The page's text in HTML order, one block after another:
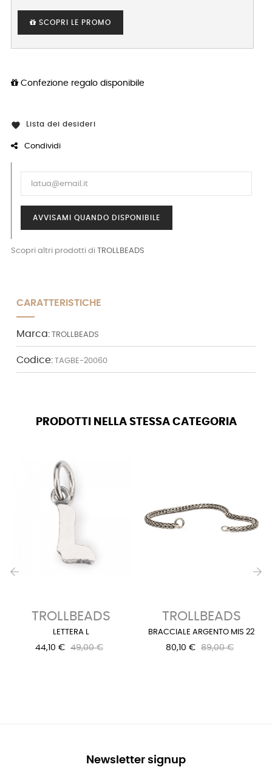
SCOPRI LE PROMO
Confezione regalo disponibile
 Lista dei desideri
Condividi
AVVISAMI QUANDO DISPONIBILE
Scopri altri prodotti di TROLLBEADS
CARATTERISTICHE
Marca: TROLLBEADS
Codice: TAGBE-20060
PRODOTTI NELLA STESSA CATEGORIA
TROLLBEADS
LETTERA L
44,10 € 49,00 €
TROLLBEADS
BRACCIALE ARGENTO MIS 22
80,10 € 89,00 €
Newsletter signup